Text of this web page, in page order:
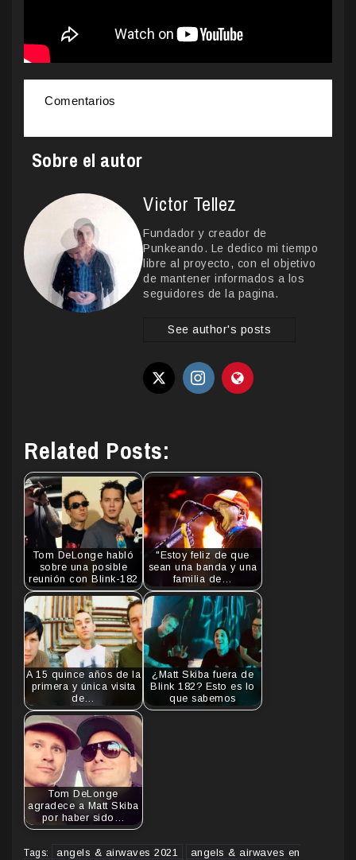
Comentarios
Sobre el autor
Victor Tellez
Fundador y creador de
Punkeando. Le dedico mi tiempo
libre al proyecto, con el objetivo
de mantener informados a los
seguidores de la pagina.
See author's posts
Related Posts:
Tom DeLonge habló
sobre una posible
reunión con Blink-182
"Estoy feliz de que
sean una banda y una
familia de…
A 15 quince años de la
primera y única visita
de…
¿Matt Skiba fuera de
Blink 182? Esto es lo
que sabemos
Tom DeLonge
agradece a Matt Skiba
por haber sido…
Tags: angels & airwaves 2021
angels & airwaves en